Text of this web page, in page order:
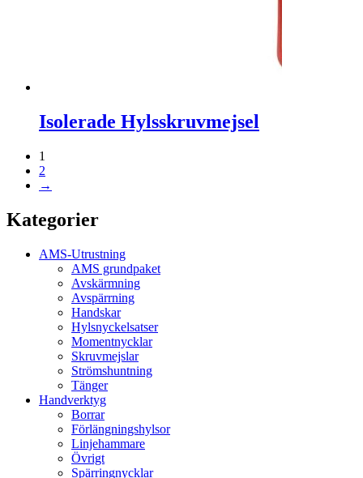
Isolerade Hylsskruvmejsel
1
2
→
Kategorier
AMS-Utrustning
AMS grundpaket
Avskärmning
Avspärrning
Handskar
Hylsnyckelsatser
Momentnycklar
Skruvmejslar
Strömshuntning
Tänger
Handverktyg
Borrar
Förlängningshylsor
Linjehammare
Övrigt
Spärringnycklar